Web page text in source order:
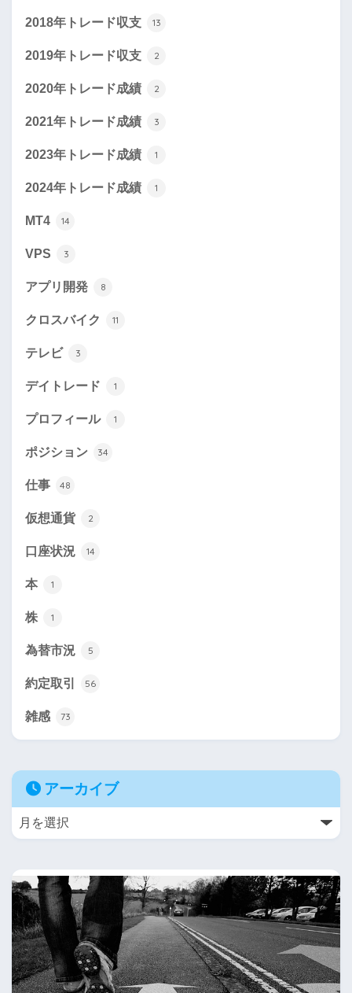
2018年トレード収支 13
2019年トレード収支 2
2020年トレード成績 2
2021年トレード成績 3
2023年トレード成績 1
2024年トレード成績 1
MT4 14
VPS 3
アプリ開発 8
クロスバイク 11
テレビ 3
デイトレード 1
プロフィール 1
ポジション 34
仕事 48
仮想通貨 2
口座状況 14
本 1
株 1
為替市況 5
約定取引 56
雑感 73
アーカイブ